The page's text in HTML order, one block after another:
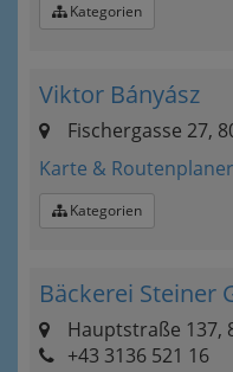
Kategorien
Viktor Bányász
Fischergasse 27,
Karte & Routenplaner
Kategorien
Bäckerei Steiner
Hauptstraße 137,
+43 3136 521 16